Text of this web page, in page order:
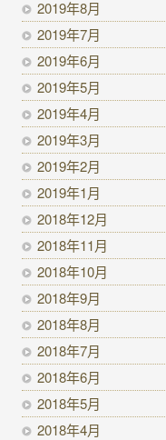
2019年8月
2019年7月
2019年6月
2019年5月
2019年4月
2019年3月
2019年2月
2019年1月
2018年12月
2018年11月
2018年10月
2018年9月
2018年8月
2018年7月
2018年6月
2018年5月
2018年4月